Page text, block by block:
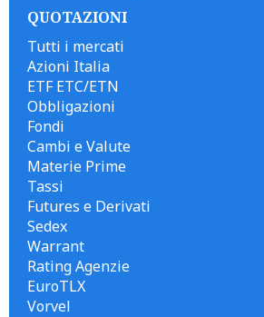
QUOTAZIONI
Tutti i mercati
Azioni Italia
ETF ETC/ETN
Obbligazioni
Fondi
Cambi e Valute
Materie Prime
Tassi
Futures e Derivati
Sedex
Warrant
Rating Agenzie
EuroTLX
Vorvel